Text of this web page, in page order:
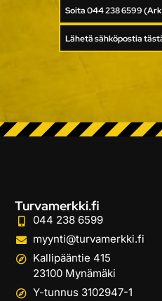
Soita 044 238 6599
Lähetä sähköpostia
Turvamerkki.fi
044 238 6599
myynti@turvamerkki.fi
Kallipääntie 415
23100 Mynämäki
Y-tunnus 3102947-1